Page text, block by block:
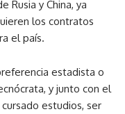
Rusia y China, ya
los contratos
el país.
estadista o
y junto con el
estudios, ser